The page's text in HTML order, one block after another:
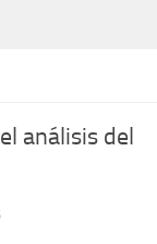
análisis del